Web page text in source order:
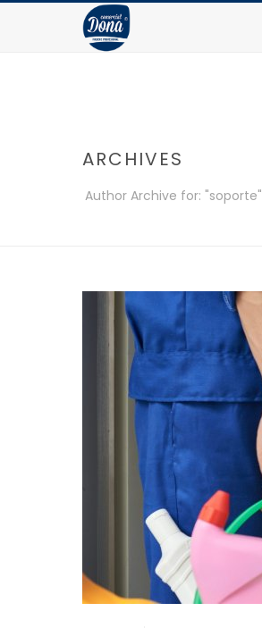
ARCHIVES
Author Archive for: "soporte"